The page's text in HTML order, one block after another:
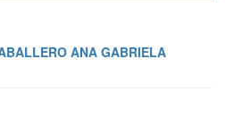
ANA GABRIELA